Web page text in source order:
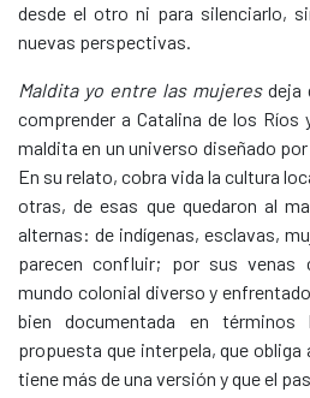
desde el otro ni para silenciarlo,
nuevas perspectivas.
Maldita yo entre las mujeresdeja
comprender a Catalina de los Ríos
maldita en un universo diseñado
En su relato, cobra vida la cultura
otras, de esas que quedaron al
alternas: de indígenas, esclavas,
parecen confluir; por sus venas
mundo colonial diverso y
bien documentada en
propuesta que interpela, que
tiene más de una versión y que el